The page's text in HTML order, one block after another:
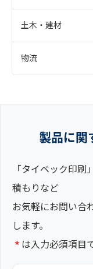
土木・建材
物流
製品に関
「タイベック印
積もりなど
お気軽にお問い合
します。
* は入力必須項目で